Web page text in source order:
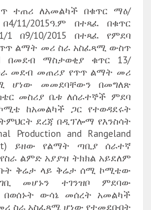
ተጠሪ ለአመልካች በቁጥር ማዕ/
በ4/11/2015ዓ.ም በተጻፈ በቁጥር
1 በ9/10/2015 በተጻፈ የምደባ
ልማት መሪ ስራ አስፈጻሚ ውስጥ
በመደብ ማስታወቂያ ቁጥር 13/
መደብ መጠሪያ የጥጥ ልማት መሪ
ሆነው መመደባቸውን በመግለጽ
መስሪያ ቤቱ ለሰራተኞች ምደባ
ከአመልካች ጋር የተወዳደሩት
ደረጃ በዲፕሎማ የእንስሳት
Production and Rangeland
ይዘው የልማት ጣቢያ ሰራተኛ
ልምድ አያያዝ ትክክል አይደለም
ቅሬታ ላይ ቅሬታ ሰሚ ኮሚቴው
መሆኑን ተገንዝቦ ምደባው
በወሰኑት ውሳኔ መሰረት አመልካች
ስራ አስፈጻሚ ሆነው የተመደቡበት